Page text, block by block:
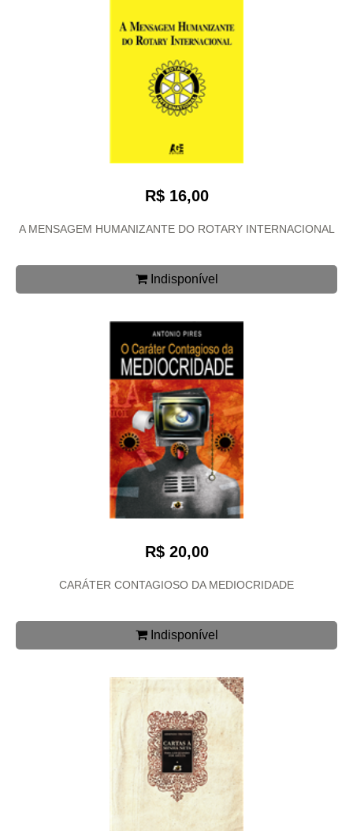
R$ 16,00
A MENSAGEM HUMANIZANTE DO ROTARY INTERNACIONAL
Indisponível
R$ 20,00
CARÁTER CONTAGIOSO DA MEDIOCRIDADE
Indisponível